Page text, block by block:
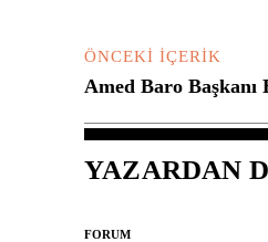
ÖNCEKI İÇERIK
Amed Baro
YAZARDAN
FORUM